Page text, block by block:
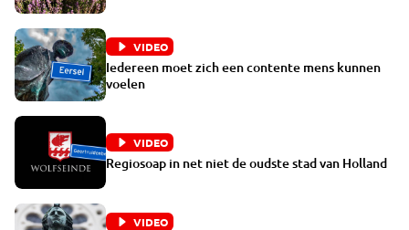
VIDEO
Iedereen moet zich een contente mens kunnen
voelen
VIDEO
Regiosoap in net niet de oudste stad van Holland
VIDEO